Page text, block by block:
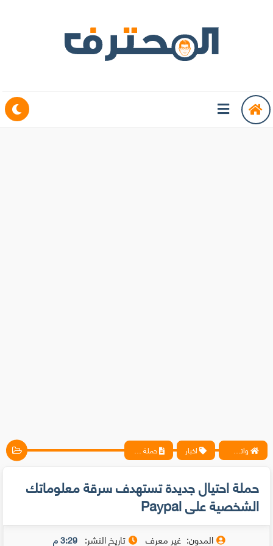
واتس آب ، فيسبوك ، أنترنت ، شروحات تقنية حصرية - المحترف اخبار حملة احتيال جديدة تستهدف سرقة معلوماتك الشخصية على Paypal
حملة احتيال جديدة تستهدف سرقة معلوماتك
الشخصية على Paypal
المدون: غير معرف تاريخ النشر: 3:29 م